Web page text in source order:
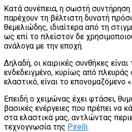
Κατά συνέπεια, η σωστή συντήρηση
παρέχουν τη βέλτιστη δυνατή
θεμελιώδης, ιδιαίτερα από τη
ως επί το πλείστον δε
ανάλογα με την εποχή.
Δηλαδή, οι καιρικές συνθήκες
ενδεδειγμένο, κυρίως από πλευράς
ελαστικό, είναι το επονομαζόμενο
Επειδή ο χειμώνας έχει φτάσει,
βασικές ενέργειες που πρέπει να
στα ελαστικά μας, αντλώντας
τεχνογνωσία της Pirelli.